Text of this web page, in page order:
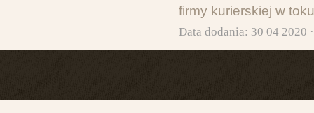
firmy kurierskiej w
Data dodania: 30 04 2020